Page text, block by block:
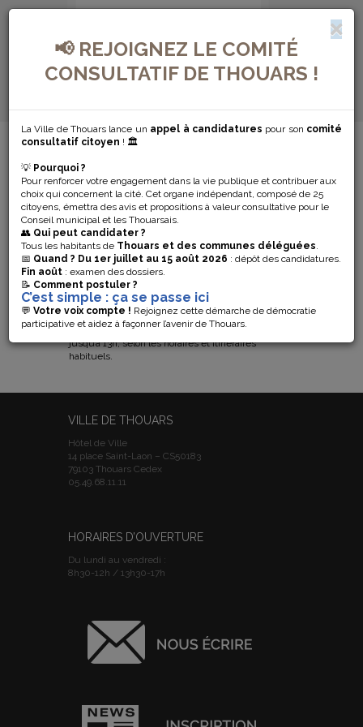
📢 REJOIGNEZ LE COMITÉ
CONSULTATIF DE THOUARS !
La Ville de Thouars lance un appel à candidatures pour son comité
consultatif citoyen ! 🏛️
💡 Pourquoi ?
Pour renforcer votre engagement dans la vie publique et contribuer aux
choix qui concernent la cité. Cet organe indépendant, composé de 25
citoyens, émettra des avis et propositions à valeur consultative pour le
Conseil municipal et les Thouarsais.
👥 Qui peut candidater ?
Tous les habitants de Thouars et des communes déléguées.
📅 Quand ? Du 1er juillet au 15 août 2026 : dépôt des candidatures.
Fin août : examen des dossiers.
📝 Comment postuler ?
C’est simple : ça se passe ici
💬 Votre voix compte ! Rejoignez cette démarche de démocratie
participative et aidez à façonner l’avenir de Thouars.
MENU DE NAVIGATION...
CANICULE : LE
T BUS ADAPTE
SES HORAIRES
En raison des fortes chaleurs, le T’Bus
adapte son fonctionnement pour
préserver le confort de tous.
Le service circulera uniquement en matinée,
jusqu’à 13h, selon les horaires et itinéraires
habituels.
VILLE DE THOUARS
Hôtel de Ville
14 place Saint-Laon – CS50183
79103 Thouars Cedex
05.49.68.11.11
HORAIRES D’OUVERTURE
Du lundi au vendredi :
8h30-12h / 13h30-17h